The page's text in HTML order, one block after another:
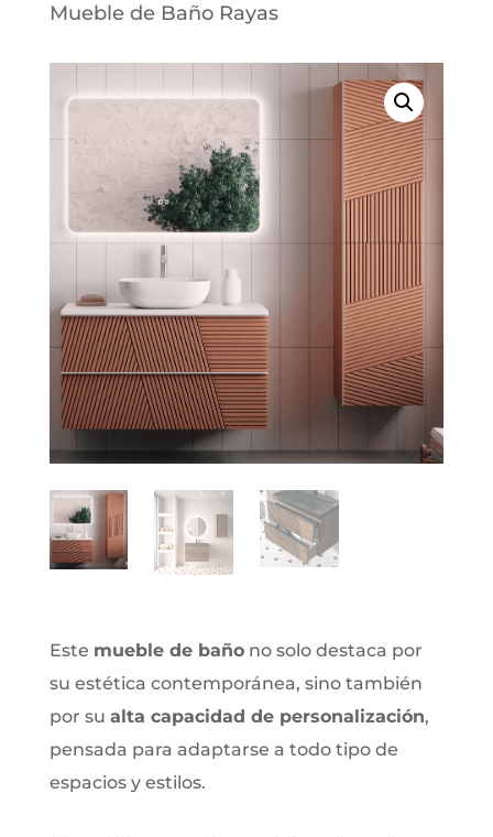
Mueble de Baño Rayas
Este mueble de bañono solo destaca por
su estética contemporánea, sino también
por su alta capacidad de personalización,
pensada para adaptarse a todo tipo de
espacios y estilos.